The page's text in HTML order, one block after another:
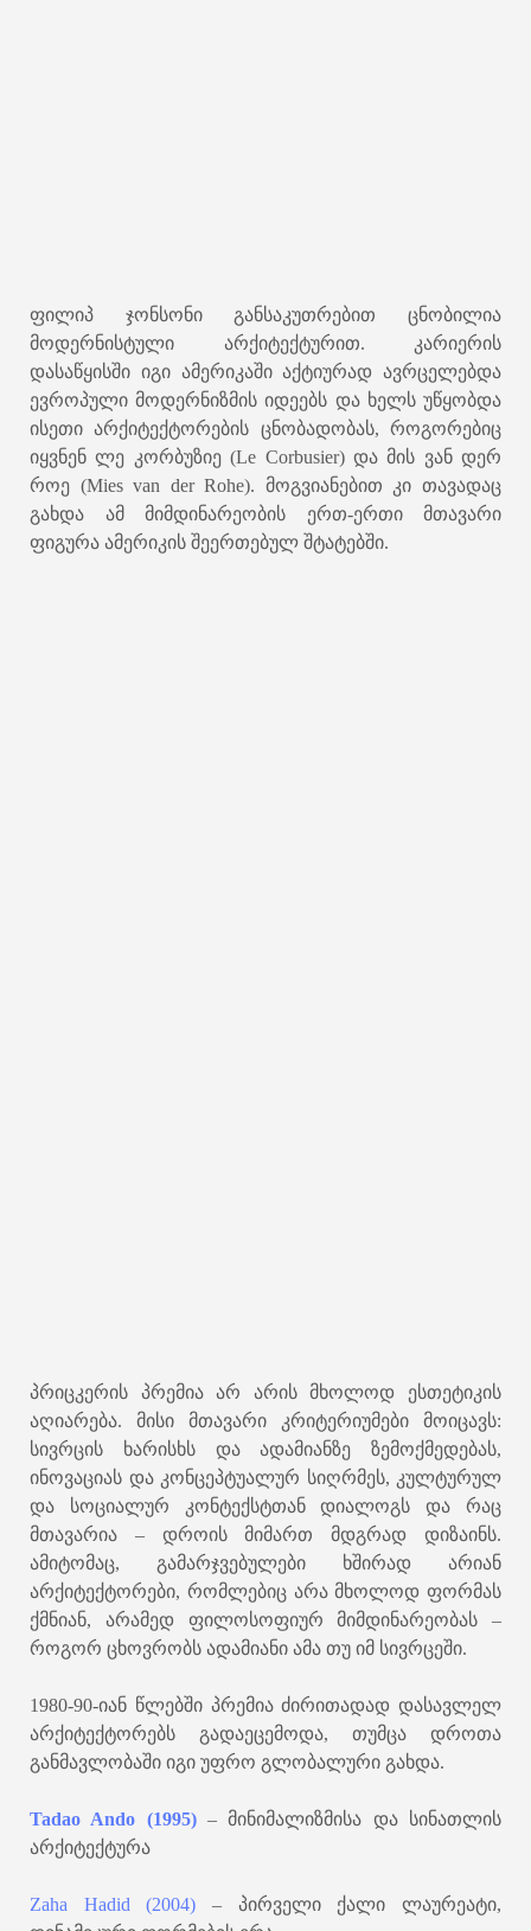
ფილიპ ჯონსონი განსაკუთრებით ცნობილია
მოდერნისტული არქიტექტურით. კარიერის
დასაწყისში იგი ამერიკაში აქტიურად ავრცელებდა
ევროპული მოდერნიზმის იდეებს და ხელს უწყობდა
ისეთი არქიტექტორების ცნობადობას, როგორებიც
იყვნენ ლე კორბუზიე (Le Corbusier) და მის ვან დერ
როე (Mies van der Rohe). მოგვიანებით კი თავადაც
გახდა ამ მიმდინარეობის ერთ-ერთი მთავარი
ფიგურა ამერიკის შეერთებულ შტატებში.
პრიცკერის პრემია არ არის მხოლოდ ესთეტიკის
აღიარება. მისი მთავარი კრიტერიუმები მოიცავს:
სივრცის ხარისხს და ადამიანზე ზემოქმედებას,
ინოვაციას და კონცეპტუალურ სიღრმეს, კულტურულ
და სოციალურ კონტექსტთან დიალოგს და რაც
მთავარია – დროის მიმართ მდგრად დიზაინს.
ამიტომაც, გამარჯვებულები ხშირად არიან
არქიტექტორები, რომლებიც არა მხოლოდ ფორმას
ქმნიან, არამედ ფილოსოფიურ მიმდინარეობას –
როგორ ცხოვრობს ადამიანი ამა თუ იმ სივრცეში.
1980-90-იან წლებში პრემია ძირითადად დასავლელ
არქიტექტორებს გადაეცემოდა, თუმცა დროთა
განმავლობაში იგი უფრო გლობალური გახდა.
Tadao Ando (1995)– მინიმალიზმისა და სინათლის
არქიტექტურა
Zaha Hadid (2004) – პირველი ქალი ლაურეატი,